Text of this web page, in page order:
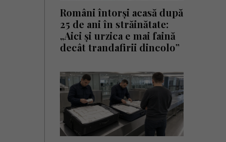
Români întorși acasă după
25 de ani în străinătate:
„Aici și urzica e mai faină
decât trandafirii dincolo”